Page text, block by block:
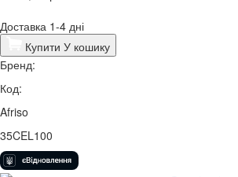
Доставка 1-4 дні
Купити У кошику
Бренд:
Код:
Afriso
35CEL100